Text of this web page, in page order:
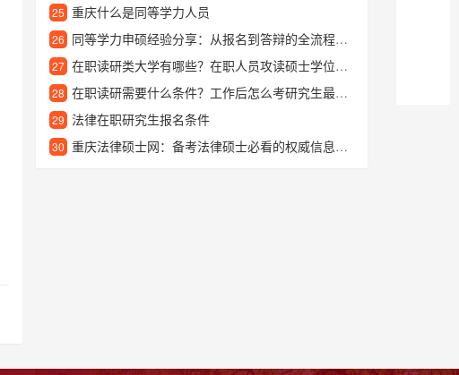
25 重庆什么是同等学力人员
26 同等学力申硕经验分享：从报名到答辩的全流程指南
27 在职读研类大学有哪些？在职人员攻读硕士学位的最佳选择
28 在职读研需要什么条件？工作后怎么考研究生最方便？
29 法律在职研究生报名条件
30 重庆法律硕士网：备考法律硕士必看的权威信息平台